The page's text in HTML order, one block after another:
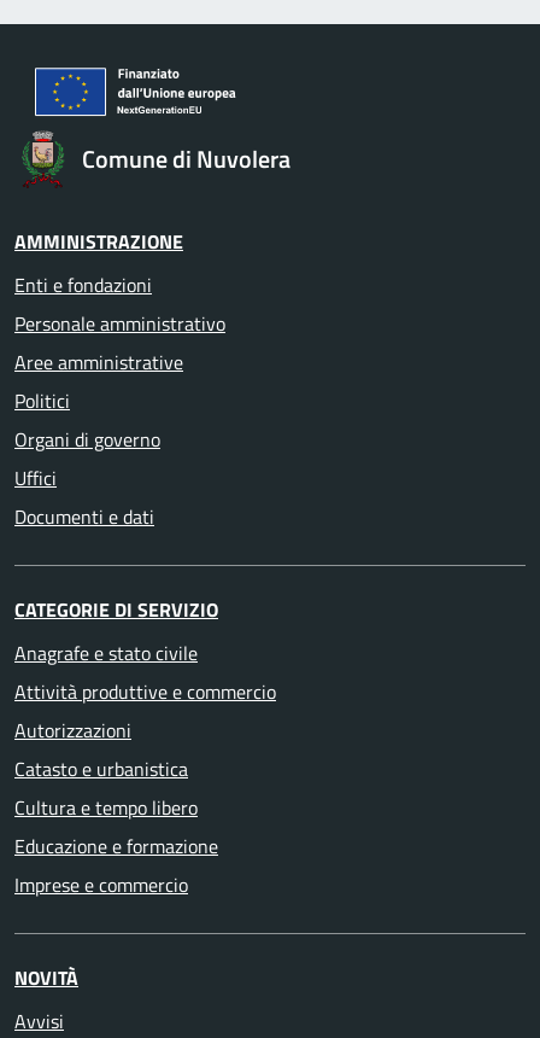
Comune di Nuvolera
AMMINISTRAZIONE
Enti e fondazioni
Personale amministrativo
Aree amministrative
Politici
Organi di governo
Uffici
Documenti e dati
CATEGORIE DI SERVIZIO
Anagrafe e stato civile
Attività produttive e commercio
Autorizzazioni
Catasto e urbanistica
Cultura e tempo libero
Educazione e formazione
Imprese e commercio
NOVITÀ
Avvisi